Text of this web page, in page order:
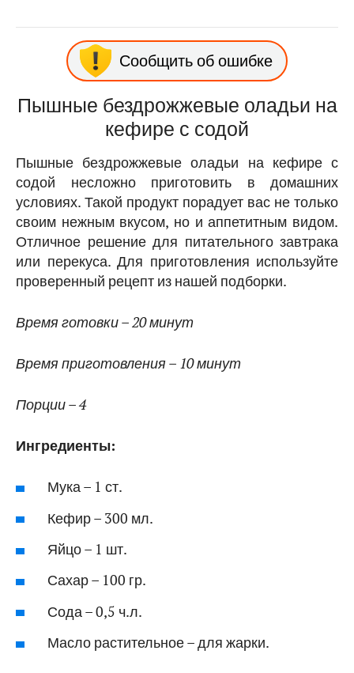
Сообщить об ошибке
Пышные бездрожжевые оладьи на
кефире с содой
Пышные бездрожжевые оладьи на кефире с
содой несложно приготовить в домашних
условиях. Такой продукт порадует вас не только
своим нежным вкусом, но и аппетитным видом.
Отличное решение для питательного завтрака
или перекуса. Для приготовления используйте
проверенный рецепт из нашей подборки.
Время готовки – 20 минут
Время приготовления – 10 минут
Порции – 4
Ингредиенты:
Мука – 1 ст.
Кефир – 300 мл.
Яйцо – 1 шт.
Сахар – 100 гр.
Сода – 0,5 ч.л.
Масло растительное – для жарки.